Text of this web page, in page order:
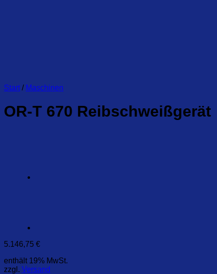
Start / Maschinen
OR-T 670 Reibschweißgerät
5.146,75 €
enthält 19% MwSt.
zzgl. Versand